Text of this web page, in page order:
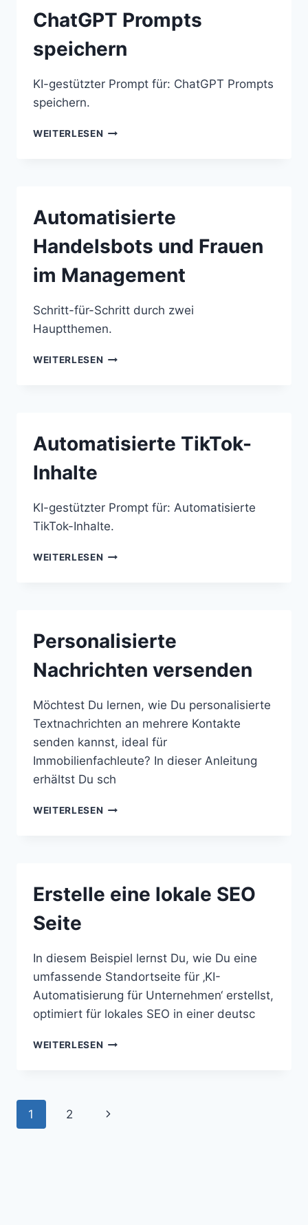
ChatGPT Prompts
speichern
KI-gestützter Prompt für: ChatGPT Prompts
speichern.
WEITERLESEN CHATGPT
Automatisierte
Handelsbots und Frauen
im Management
Schritt-für-Schritt durch zwei
Hauptthemen.
WEITERLESEN AUTOMATISIERTE
Automatisierte TikTok-
Inhalte
KI-gestützter Prompt für: Automatisierte
TikTok-Inhalte.
WEITERLESEN AUTOMATISIERTE
Personalisierte
Nachrichten versenden
Möchtest Du lernen, wie Du personalisierte
Textnachrichten an mehrere Kontakte
senden kannst, ideal für
Immobilienfachleute? In dieser Anleitung
erhältst Du sch
WEITERLESEN PERSONALISIERTE
Erstelle eine lokale SEO
Seite
In diesem Beispiel lernst Du, wie Du eine
umfassende Standortseite für ‚KI-
Automatisierung für Unternehmen‘ erstellst,
optimiert für lokales SEO in einer deutsc
WEITERLESEN ERSTELLE
Seitennavigation
1 2
Nächste